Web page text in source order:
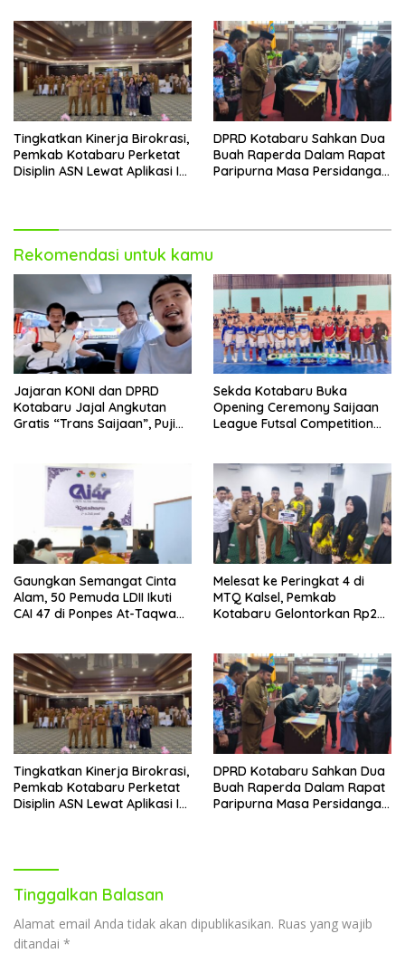
Tingkatkan Kinerja Birokrasi,
Pemkab Kotabaru Perketat
Disiplin ASN Lewat Aplikasi I-
DPRD Kotabaru Sahkan Dua
Buah Raperda Dalam Rapat
Paripurna Masa Persidangan
Rekomendasi untuk kamu
Jajaran KONI dan DPRD
Kotabaru Jajal Angkutan
Gratis “Trans Saijaan”, Puji
Sekda Kotabaru Buka
Opening Ceremony Saijaan
League Futsal Competition
Gaungkan Semangat Cinta
Alam, 50 Pemuda LDII Ikuti
CAI 47 di Ponpes At-Taqwa
Melesat ke Peringkat 4 di
MTQ Kalsel, Pemkab
Kotabaru Gelontorkan Rp265
Tingkatkan Kinerja Birokrasi,
Pemkab Kotabaru Perketat
Disiplin ASN Lewat Aplikasi I-
DPRD Kotabaru Sahkan Dua
Buah Raperda Dalam Rapat
Paripurna Masa Persidangan
Tinggalkan Balasan
Alamat email Anda tidak akan dipublikasikan. Ruas yang wajib
ditandai *